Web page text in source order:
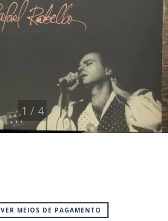
1 / 4
VER MEIOS DE PAGAMENTO